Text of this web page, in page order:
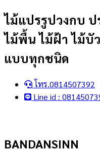
Skip
content
ไม้แปรรูปวงกบ
ไม้พื้น ไม้ฝ้า ไม้บั
แบบทุกชนิด
โทร.0814507392
Line id :
BANDANSINN